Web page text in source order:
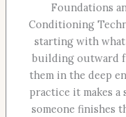
Foundations
Conditioning
starting with what
building outward
them in the deep
practice it makes
someone finishes